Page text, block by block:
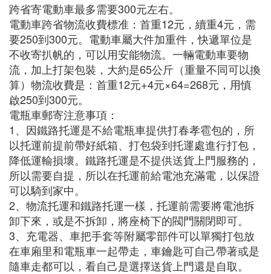
跨省寄電動車最多需要300元左右。
電動車跨省物流收費標准：首重12元，續重4元，需
要250到300元。電動車屬大件加重件，快遞單位是
不收寄扒帆的，可以用安能物流。一輛電動車要物
流，加上打架包裝，大約是65公斤（重量不同可以換
算）物流收費是：首重12元+4元×64=268元，用慎
啟250到300元。
電瓶車郵寄注意事項：
1、因鐵路托運是不給電瓶車提供打春孝雹包的，所
以托運前提前帶好紙箱、打包袋到托運處進行打包，
降低運輸損壞。鐵路托運是不提供送貨上門服務的，
所以需要自提，所以在托運前給電池充滿電，以保證
可以騎到家中。
2、物流托運和鐵路托運一樣，托運前需要將電池拆
卸下來，或是不拆卸，將座椅下的閥門關閉即可。
3、充電器、車把手套等附屬零部件可以單獨打包放
在車廂里和電瓶車一起帶走，車鑰匙可自己帶著或是
隨車走都可以，看自己是選擇送貨上門還是自取。